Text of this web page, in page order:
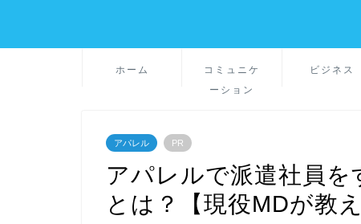
ホーム
コミュニケ
ーション
ビジネス
アパレル PR
アパレルで派遣社員
とは？【現役MDが教